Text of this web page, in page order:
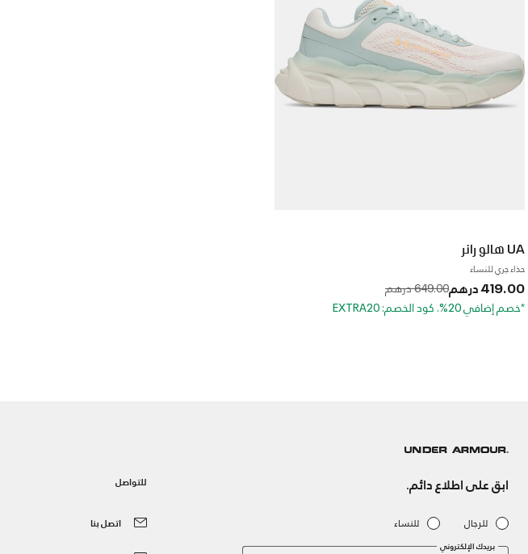
UA هالو رانر
حذاء جري للنساء
419.00 درهم Price reduced from
649.00 درهم
to
*خصم إضافي 20%. كود الخصم: EXTRA20
ابق على اطلاع دائم.
للرجال للنساء
بريدك الإلكتروني
للتواصل
اتصل بنا